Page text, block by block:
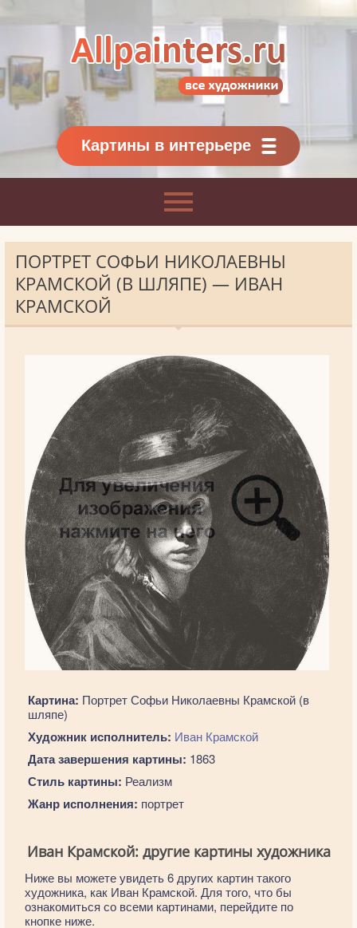
Картины классиков
и современников
Картины в интерьере
ПОРТРЕТ СОФЬИ НИКОЛАЕВНЫ
КРАМСКОЙ (В ШЛЯПЕ) — ИВАН
КРАМСКОЙ
Картина: Портрет Софьи Николаевны Крамской (в
шляпе)
Художник исполнитель: Иван Крамской
Дата завершения картины: 1863
Стиль картины: Реализм
Жанр исполнения: портрет
Иван Крамской: другие картины художника
Ниже вы можете увидеть 6 других картин такого
художника, как Иван Крамской. Для того, что бы
ознакомиться со всеми картинами, перейдите по
кнопке ниже.